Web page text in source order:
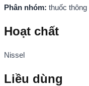
Phân nhóm: thuốc
Hoạt chất
Nissel
Liều dùng